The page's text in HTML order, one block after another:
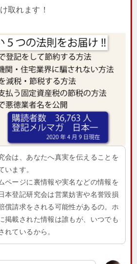
取れます！
会は、あなたへ真実を伝えることを
います。
ページに裏情報や実名などの情報を
本登記研究会は営業妨害や名誉毀損
償請求をされる可能性があるの。ホ
掲載された情報は誰もが、いつでも
れているから。